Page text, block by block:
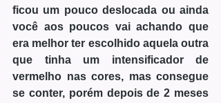
ficou um pouco deslocada ou ainda
você aos poucos vai achando que
era melhor ter escolhido aquela outra
que tinha um intensificador de
vermelho nas cores, mas consegue
se conter, porém depois de 2 meses